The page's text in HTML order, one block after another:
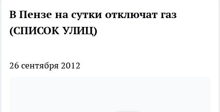
В Пензе на сутки отключат газ
(СПИСОК УЛИЦ)
26 сентября 2012